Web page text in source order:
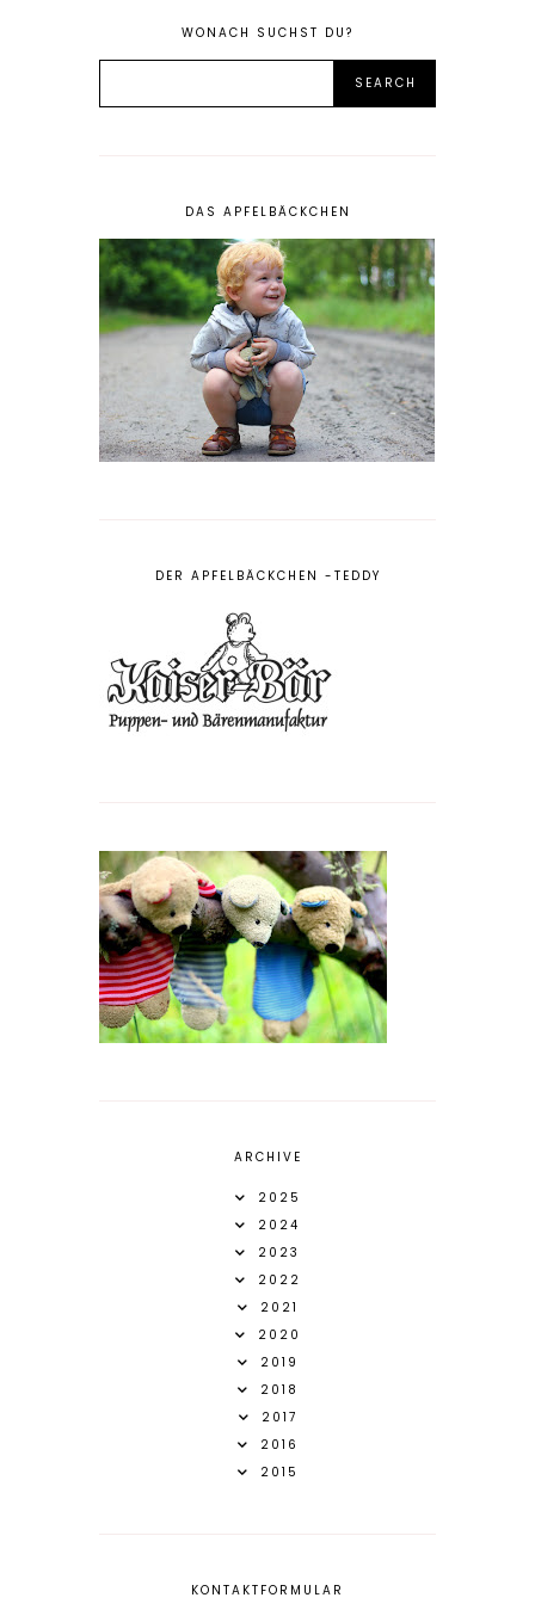
WONACH SUCHST DU?
DAS APFELBÄCKCHEN
DER APFELBÄCKCHEN -TEDDY
ARCHIVE
2025
2024
2023
2022
2021
2020
2019
2018
2017
2016
2015
KONTAKTFORMULAR